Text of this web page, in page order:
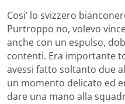
Cosi’ lo svizzero
Purtroppo no, volevo
anche con un espulso,
contenti. Era importante
avessi fatto soltanto due
un momento delicato ed
dare una mano alla